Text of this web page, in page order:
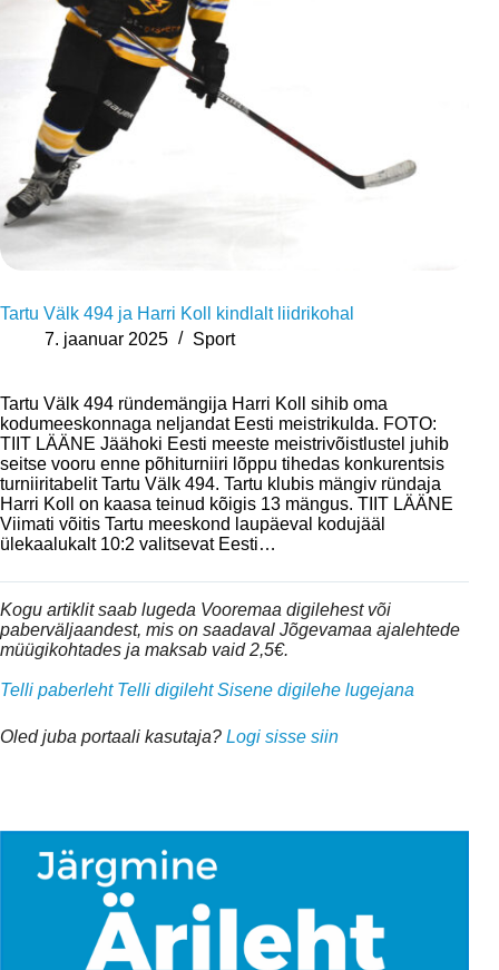
Tartu Välk 494 ja Harri Koll kindlalt liidrikohal
7. jaanuar 2025
Sport
Tartu Välk 494 ründemängija Harri Koll sihib oma
kodumeeskonnaga neljandat Eesti meistrikulda. FOTO:
TIIT LÄÄNE Jäähoki Eesti meeste meistrivõistlustel juhib
seitse vooru enne põhiturniiri lõppu tihedas konkurentsis
turniiritabelit Tartu Välk 494. Tartu klubis mängiv ründaja
Harri Koll on kaasa teinud kõigis 13 mängus. TIIT LÄÄNE
Viimati võitis Tartu meeskond laupäeval kodujääl
ülekaalukalt 10:2 valitsevat Eesti…
Kogu artiklit saab lugeda Vooremaa digilehest või
paberväljaandest, mis on saadaval Jõgevamaa ajalehtede
müügikohtades ja maksab vaid 2,5€.
Telli paberleht Telli digilehtSisene digilehe lugejana
Oled juba portaali kasutaja? Logi sisse siin